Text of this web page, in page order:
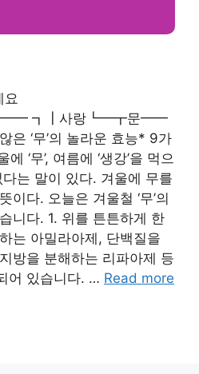
┓┃사랑┗━┳문━━
은 ‘무’의 놀라운 효능* 9가
‘무’, 여름에 ‘생강’을 먹으
는 말이 있다. 겨울에 무를
이다. 오늘은 겨울철 ‘무’의
니다. 1. 위를 튼튼하게 한
는 아밀라아제, 단백질을
방을 분해하는 리파아제 등
어 있습니다. … Read more